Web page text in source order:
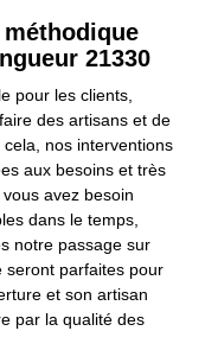
21330
pour les clients,
des artisans et de
nos interventions
aux besoins et très
avez besoin
dans le temps,
notre passage sur
seront parfaites pour
et son artisan
par la qualité des